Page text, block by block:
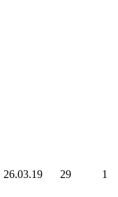
26.03.19 29 1